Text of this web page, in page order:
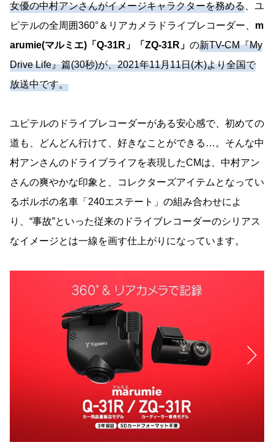
女優の中村アンさんがイメージキャラクターを務める 、ユ
ピテルの全周囲360°＆リアカメラドライブレコーダー、 m
arumie(マルミエ)「Q-31R」「ZQ-31R」 の新TV-CM『My
Drive Life』篇(30秒)が、2021年11月11日(木)より全国で
放送中です。
ユピテルのドライブレコーダーがある安心感で、初めての
道も、どんどん行けて、好きなことができる…。そんな中
村アンさんのドライブライフを表現したCMは、中村アン
さんの爽やかな印象と、コレクターズアイテムとなってい
るボルボの名車「240エステート」の組み合わせによ
り、“事故”といった従来のドライブレコーダーのシリアス
なイメージとは一線を画す仕上がりになっています。